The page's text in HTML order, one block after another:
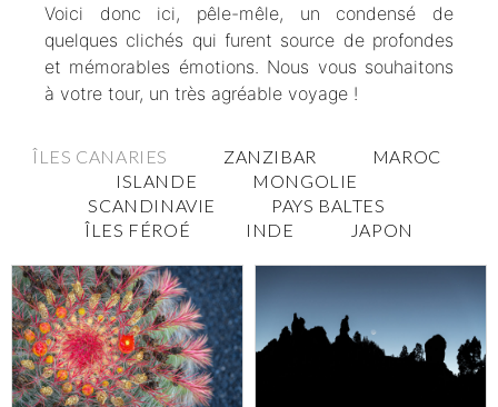
Voici donc ici, pêle-mêle, un condensé de
quelques clichés qui furent source de profondes
et mémorables émotions. Nous vous souhaitons
à votre tour, un très agréable voyage !
ÎLES CANARIES ZANZIBAR
MAROC
ISLANDE
MONGOLIE
SCANDINAVIE
PAYS BALTES
ÎLES FÉROÉ
INDE JAPON